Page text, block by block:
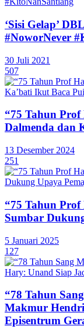
‘Sisi Gelap’
#NoworNever
30 Juli 2021
507
“75 Tahun
Dalmenda dan
13 Desember 2024
251
“75 Tahun
Sumbar
5 Januari 2025
127
“78 Tahun
Makmur
Episentrum